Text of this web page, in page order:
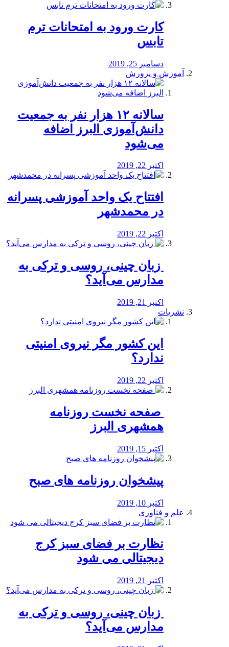
کارت ورود به امتحانات ترم
تابس
دسامبر 25, 2019
آموزش و پرورش
️سالانه ۱۲ هزار نفر به جمعیت
دانش‌آموزی البرز اضافه
می‌شود
اکتبر 22, 2019
افتتاح یک واحد آموزشی پسرانه
در محمدشهر
اکتبر 22, 2019
️ زبان چینی، روسی و ترکی به
مدارس می‌آید؟
اکتبر 21, 2019
نشریات
این کشور مگر نیروی امنیتی
ندارد؟
اکتبر 22, 2019
️ صفحه نخست روزنامه‌
همشهری البرز
اکتبر 15, 2019
پیشخوان روزنامه های صبح
اکتبر 10, 2019
علم و فناوری
نظارت بر فضای سبز کرج
دیجیتالی می شود
اکتبر 21, 2019
️ زبان چینی، روسی و ترکی به
مدارس می‌آید؟